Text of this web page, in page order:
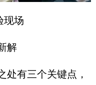
现场
解
有三个关键点，